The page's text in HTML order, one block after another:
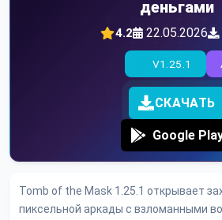
деньгами
4.2 22.05.2026
V1.25.1
СКАЧАТЬ
Google
Tomb of the Mask 1.25.1 открывает
пиксельной аркады с взломанными